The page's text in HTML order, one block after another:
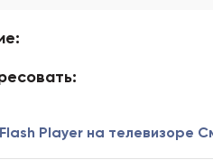
Player на телевизоре